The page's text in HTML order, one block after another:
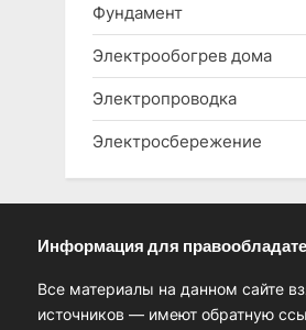
Фундамент
Электрообогрев дома
Электропроводка
Электросбережение
Информация для
Все материалы на данном сайте
источников — имеют обратную